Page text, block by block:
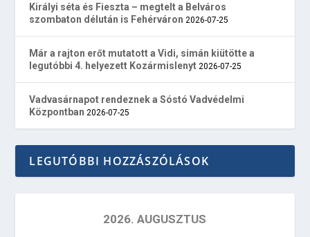
Királyi séta és Fieszta – megtelt a Belváros
szombaton délután is Fehérváron 2026-07-25
Már a rajton erőt mutatott a Vidi, simán kiütötte a
legutóbbi 4. helyezett Kozármislenyt 2026-07-25
Vadvasárnapot rendeznek a Sóstó Vadvédelmi
Központban 2026-07-25
LEGUTÓBBI HOZZÁSZÓLÁSOK
2026. AUGUSZTUS